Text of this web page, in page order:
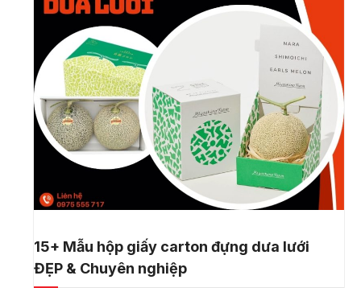
15+ Mẫu hộp giấy carton đựng dưa lưới
ĐẸP & Chuyên nghiệp